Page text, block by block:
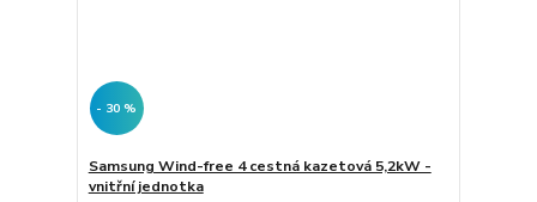
- 30 %
Samsung Wind-free 4 cestná kazetová 5,2kW -
vnitřní jednotka